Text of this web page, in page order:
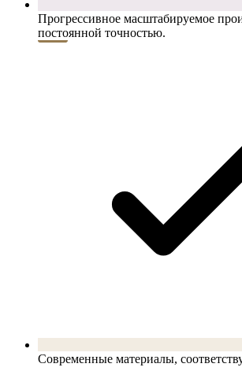
Прогрессивное масштабируемое
постоянной точностью.
Современные материалы,